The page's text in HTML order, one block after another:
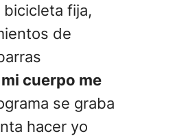
fija,
de
cuerpo me
se graba
hacer yo